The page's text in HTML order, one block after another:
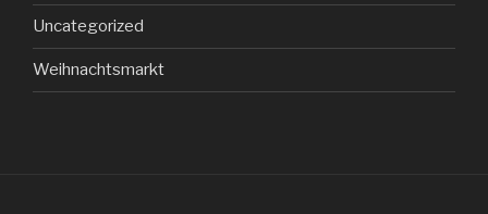
Uncategorized
Weihnachtsmarkt